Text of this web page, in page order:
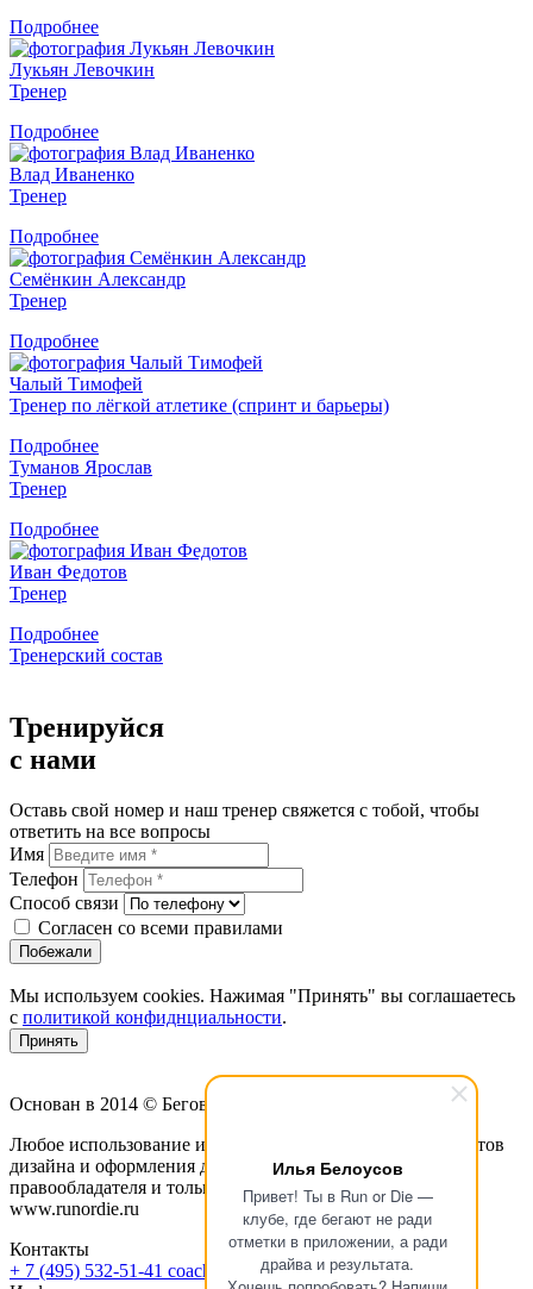
Илья Белоусов
Привет! Ты в Run or Die —
клубе, где бегают не ради
отметки в приложении, а ради
драйва и результата.
Подробнее
Лукьян Левочкин
Тренер
Подробнее
Влад Иваненко
Тренер
Подробнее
Семёнкин Александр
Тренер
Подробнее
Чалый Тимофей
Тренер по лёгкой атлетике (спринт и барьеры)
Подробнее
Туманов Ярослав
Тренер
Подробнее
Иван Федотов
Тренер
Подробнее
Тренерский состав
Тренируйся
с нами
Оставь свой номер и наш тренер свяжется с тобой, чтобы
ответить на все вопросы
Имя
Телефон
Способ связи
Согласен со всеми правилами
Побежали
Мы используем cookies. Нажимая "Принять" вы соглашаетесь
с политикой конфиднциальности.
Принять
Основан в 2014 © Беговой клуб «Run or Die»
Любое использование информации с этого сайта, элементов
дизайна и оформления допускается лишь с разрешения
правообладателя и только со ссылкой на источник:
www.runordie.ru
Контакты
+ 7 (495) 532-51-41 coach@runordie.ru